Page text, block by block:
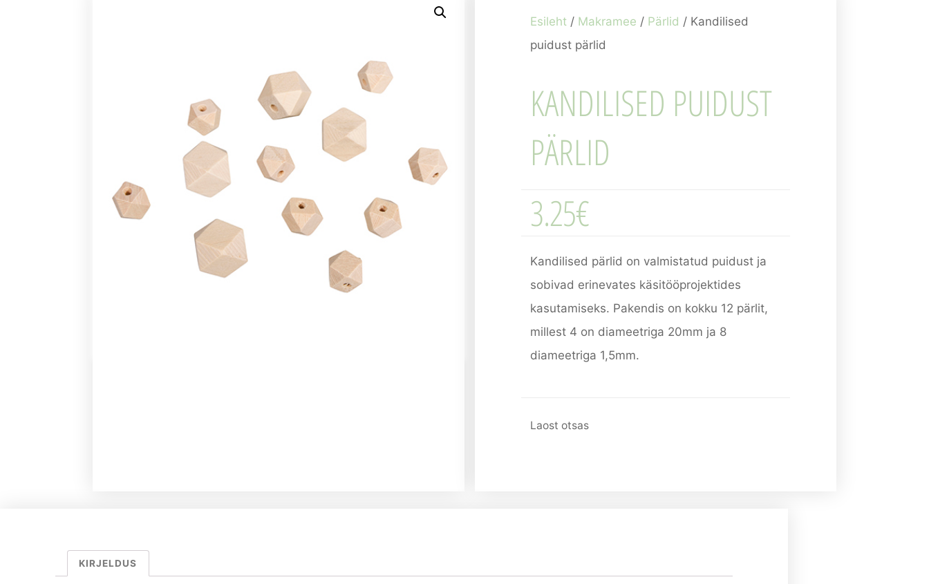
Esileht / Makramee / Pärlid / Kandilised
puidust pärlid
KANDILISED PUIDUST
PÄRLID
3.25€
Kandilised pärlid on valmistatud puidust ja
sobivad erinevates käsitööprojektides
kasutamiseks. Pakendis on kokku 12 pärlit,
millest 4 on diameetriga 20mm ja 8
diameetriga 1,5mm.
Laost otsas
KIRJELDUS